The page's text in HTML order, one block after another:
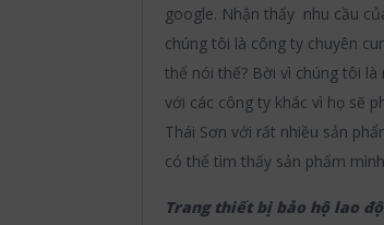
google. Nhận thấy nhu cầu
chúng tôi là công ty chuyên
thể nói thế? Bời vì chúng tôi
với các công ty khác vì họ sẽ
Thái Sơn với rất nhiều sản
có thể tìm thấy sản phẩm
Trang thiết bị bảo hộ lao